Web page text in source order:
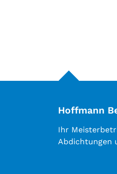
Hoffmann
Ihr
Abdichtungen